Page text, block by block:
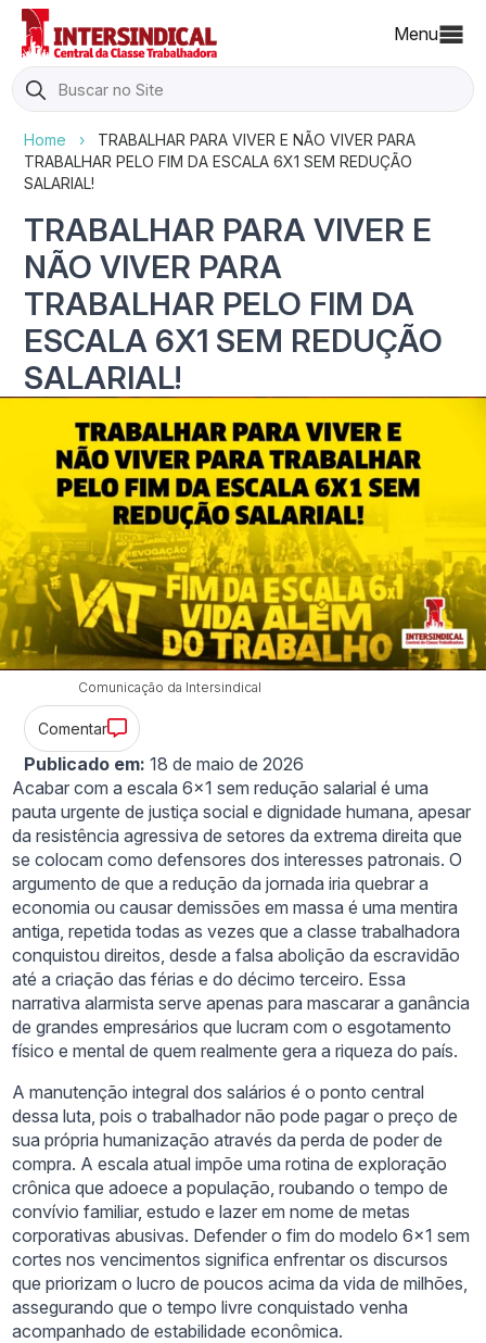
Menu
Search
for:
Home ›
TRABALHAR PARA VIVER E NÃO VIVER PARA
TRABALHAR PELO FIM DA ESCALA 6X1 SEM REDUÇÃO
SALARIAL!
TRABALHAR PARA VIVER E
NÃO VIVER PARA
TRABALHAR PELO FIM DA
ESCALA 6X1 SEM REDUÇÃO
SALARIAL!
Comunicação da Intersindical
Comentar
Publicado em: 18 de maio de 2026
Acabar com a escala 6×1 sem redução salarial é uma
pauta urgente de justiça social e dignidade humana, apesar
da resistência agressiva de setores da extrema direita que
se colocam como defensores dos interesses patronais. O
argumento de que a redução da jornada iria quebrar a
economia ou causar demissões em massa é uma mentira
antiga, repetida todas as vezes que a classe trabalhadora
conquistou direitos, desde a falsa abolição da escravidão
até a criação das férias e do décimo terceiro. Essa
narrativa alarmista serve apenas para mascarar a ganância
de grandes empresários que lucram com o esgotamento
físico e mental de quem realmente gera a riqueza do país.
A manutenção integral dos salários é o ponto central
dessa luta, pois o trabalhador não pode pagar o preço de
sua própria humanização através da perda de poder de
compra. A escala atual impõe uma rotina de exploração
crônica que adoece a população, roubando o tempo de
convívio familiar, estudo e lazer em nome de metas
corporativas abusivas. Defender o fim do modelo 6×1 sem
cortes nos vencimentos significa enfrentar os discursos
que priorizam o lucro de poucos acima da vida de milhões,
assegurando que o tempo livre conquistado venha
acompanhado de estabilidade econômica.